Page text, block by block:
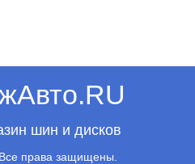
шин и дисков
права защищены.